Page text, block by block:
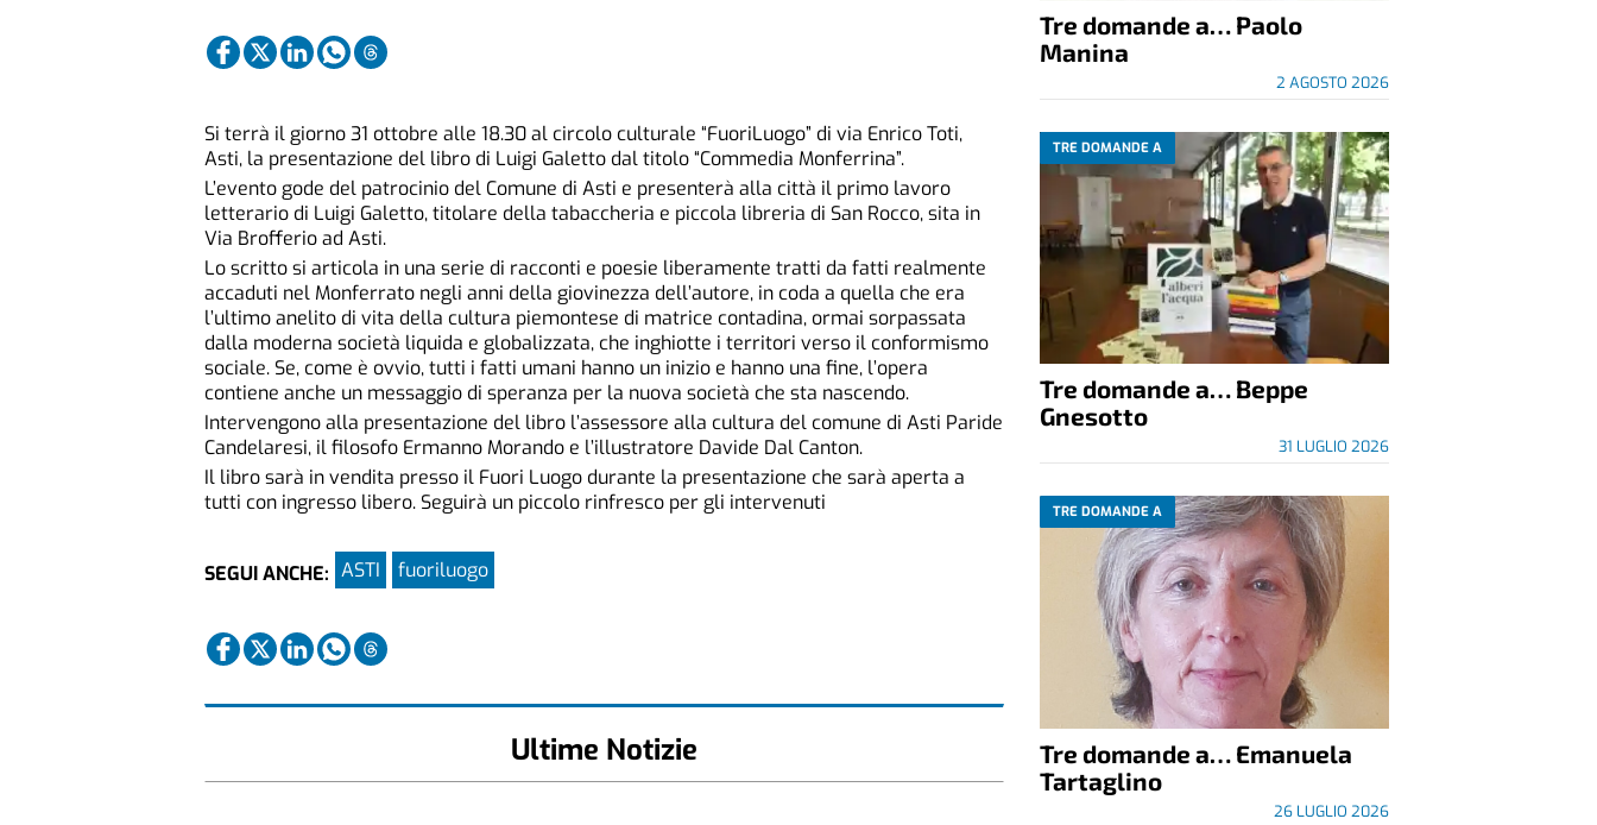
Si terrà il giorno 31 ottobre alle 18.30 al circolo culturale “FuoriLuogo” di via Enrico Toti,
Asti, la presentazione del libro di Luigi Galetto dal titolo “Commedia Monferrina”.
L’evento gode del patrocinio del Comune di Asti e presenterà alla città il primo lavoro
letterario di Luigi Galetto, titolare della tabaccheria e piccola libreria di San Rocco, sita in
Via Brofferio ad Asti.
Lo scritto si articola in una serie di racconti e poesie liberamente tratti da fatti realmente
accaduti nel Monferrato negli anni della giovinezza dell’autore, in coda a quella che era
l’ultimo anelito di vita della cultura piemontese di matrice contadina, ormai sorpassata
dalla moderna società liquida e globalizzata, che inghiotte i territori verso il conformismo
sociale. Se, come è ovvio, tutti i fatti umani hanno un inizio e hanno una fine, l’opera
contiene anche un messaggio di speranza per la nuova società che sta nascendo.
Intervengono alla presentazione del libro l’assessore alla cultura del comune di Asti Paride
Candelaresi, il filosofo Ermanno Morando e l’illustratore Davide Dal Canton.
Il libro sarà in vendita presso il Fuori Luogo durante la presentazione che sarà aperta a
tutti con ingresso libero. Seguirà un piccolo rinfresco per gli intervenuti
SEGUI ANCHE: ASTI fuoriluogo
Ultime Notizie
Tre domande a… Paolo
Manina
2 AGOSTO 2026
TRE DOMANDE A
Tre domande a… Beppe
Gnesotto
31 LUGLIO 2026
TRE DOMANDE A
Tre domande a… Emanuela
Tartaglino
26 LUGLIO 2026